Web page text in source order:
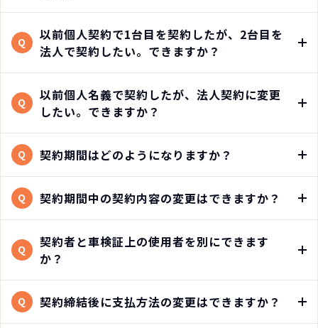
Q
以前個人契約で1台目を契約したが、2台目を
法人で契約したい。できますか？
Q
以前個人名義で契約したが、法人契約に変更
したい。できますか？
Q 契約期間はどのようになりますか？
Q 契約期間中の契約内容の変更はできますか？
Q
契約者と車検証上の使用者を別にできます
か？
Q 契約締結後に支払方法の変更はできますか？